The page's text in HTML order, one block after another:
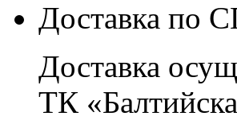
Доставка по
Доставка
ТК